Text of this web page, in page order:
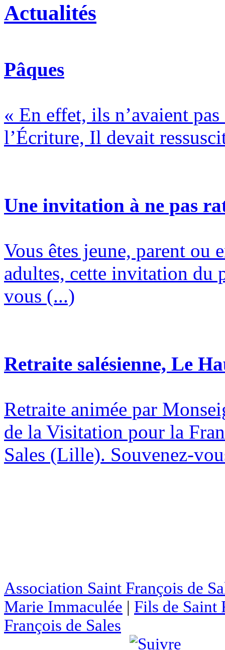
Actualités
Pâques
« En effet, ils n’avaient
l’Écriture, Il devait
Une invitation à ne pas
Vous êtes jeune, parent ou
adultes, cette invitation du
vous (...)
Retraite salésienne, Le
Retraite animée par
de la Visitation pour la
Sales (Lille). Souvenez-
Association Saint François de
Marie Immaculée | Fils de Saint
François de Sales